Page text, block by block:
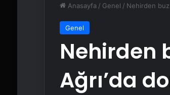
Anasayfa / Genel / Nehirden buz
Genel
Nehirden
Ağrı’da